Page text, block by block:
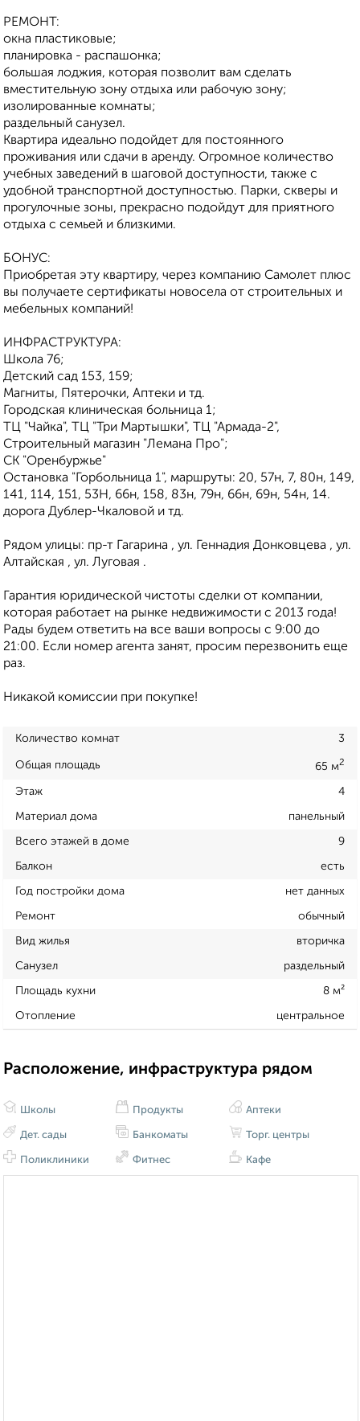
РЕМОНТ:
окна пластиковые;
планировка - распашонка;
большая лоджия, которая позволит вам сделать
вместительную зону отдыха или рабочую зону;
изолированные комнаты;
раздельный санузел.
Квартира идеально подойдет для постоянного
проживания или сдачи в аренду. Огромное количество
учебных заведений в шаговой доступности, также с
удобной транспортной доступностью. Парки, скверы и
прогулочные зоны, прекрасно подойдут для приятного
отдыха с семьей и близкими.
БОНУС:
Приобретая эту квартиру, через компанию Самолет плюс
вы получаете сертификаты новосела от строительных и
мебельных компаний!
ИНФРАСТРУКТУРА:
Школа 76;
Детский сад 153, 159;
Магниты, Пятерочки, Аптеки и тд.
Городская клиническая больница 1;
ТЦ "Чайка", ТЦ "Три Мартышки", ТЦ "Армада-2",
Строительный магазин "Лемана Про";
СК "Оренбуржье"
Остановка "Горбольница 1", маршруты: 20, 57н, 7, 80н, 149,
141, 114, 151, 53Н, 66н, 158, 83н, 79н, 66н, 69н, 54н, 14.
дорога Дублер-Чкаловой и тд.
Рядом улицы: пр-т Гагарина , ул. Геннадия Донковцева , ул.
Алтайская , ул. Луговая .
Гарантия юридической чистоты сделки от компании,
которая работает на рынке недвижимости с 2013 года!
Рады будем ответить на все ваши вопросы с 9:00 до
21:00. Если номер агента занят, просим перезвонить еще
раз.
Никакой комиссии при покупке!
Количество комнат 3
Общая площадь 65 м2
Этаж 4
Материал дома панельный
Всего этажей в доме 9
Балкон есть
Год постройки дома нет данных
Ремонт обычный
Вид жилья вторичка
Санузел раздельный
Площадь кухни 8 м²
Отопление центральное
Расположение, инфраструктура рядом
Школы
Дет. сады
Поликлиники
Продукты
Банкоматы
Фитнес
Аптеки
Торг. центры
Кафе